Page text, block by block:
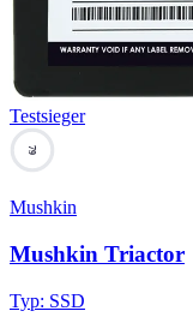
Testsieger
79
Mushkin
Mushkin Triactor
Typ: SSD